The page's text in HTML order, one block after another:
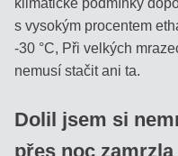
klimatické podmínky
s vysokým procentem
-30 °C, Při velkých
nemusí stačit ani ta.
Dolil jsem si
přes noc zamrzla
CUKERNATOSTI
ROZTOKU
VÝPOČET
ROZTOKU